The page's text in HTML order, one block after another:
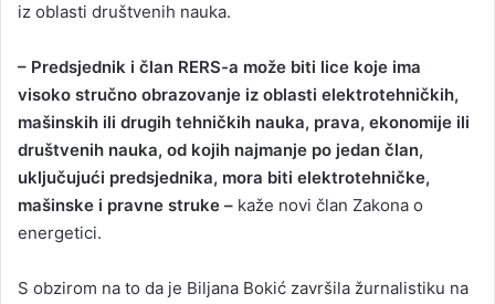
iz oblasti društvenih nauka.
– Predsjednik i član RERS-a može biti lice koje ima
visoko stručno obrazovanje iz oblasti elektrotehničkih,
mašinskih ili drugih tehničkih nauka, prava, ekonomije ili
društvenih nauka, od kojih najmanje po jedan član,
uključujući predsjednika, mora biti elektrotehničke,
mašinske i pravne struke – kaže novi član Zakona o
energetici.
S obzirom na to da je Biljana Bokić završila žurnalistiku na